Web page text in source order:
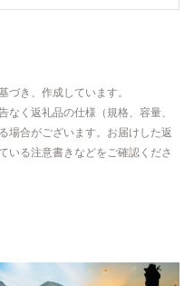
づき、作成しています。
く返礼品の仕様（規格、容量、
場合がございます。お届けした返
いる注意書きなどをご確認くださ